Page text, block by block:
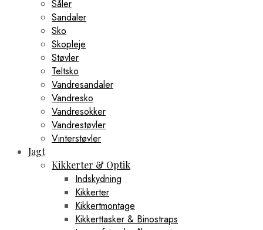
Såler
Sandaler
Sko
Skopleje
Støvler
Teltsko
Vandresandaler
Vandresko
Vandresokker
Vandrestøvler
Vinterstøvler
Jagt
Kikkerter & Optik
Indskydning
Kikkerter
Kikkertmontage
Kikkerttasker & Binostraps